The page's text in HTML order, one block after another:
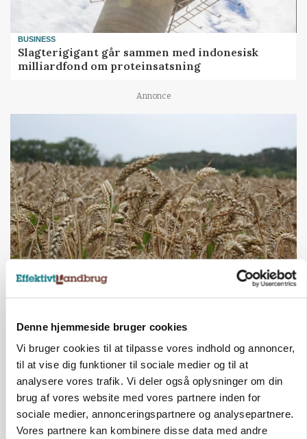
Denne hjemmeside bruger cookies
Vi bruger cookies til at tilpasse vores indhold og annoncer,
til at vise dig funktioner til sociale medier og til at
analysere vores trafik. Vi deler også oplysninger om din
brug af vores website med vores partnere inden for
sociale medier, annonceringspartnere og analysepartnere.
Vores partnere kan kombinere disse data med andre
BUSINESS
Slagterigigant går sammen med indonesisk
milliardfond om proteinsatsning
Annonce
MARKED
Annonce
MARKED
Tysk industri trodser energipres og kinesisk
konkurrence
Annonce